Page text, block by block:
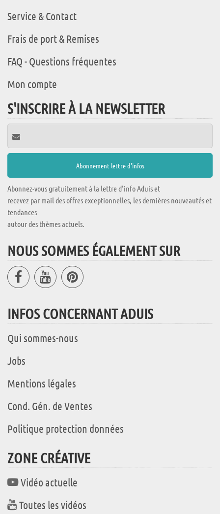
Service & Contact
Frais de port & Remises
FAQ - Questions fréquentes
Mon compte
S'INSCRIRE À LA NEWSLETTER
Abonnez-vous gratuitement à la lettre d'info Aduis et
recevez par mail des offres exceptionnelles, les dernières nouveautés et
tendances
autour des thèmes actuels.
NOUS SOMMES ÉGALEMENT SUR
INFOS CONCERNANT ADUIS
Qui sommes-nous
Jobs
Mentions légales
Cond. Gén. de Ventes
Politique protection données
ZONE CRÉATIVE
Vidéo actuelle
Toutes les vidéos